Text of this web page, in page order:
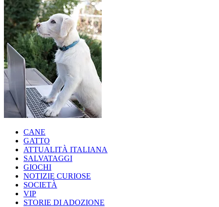
CANE
GATTO
ATTUALITÀ ITALIANA
SALVATAGGI
GIOCHI
NOTIZIE CURIOSE
SOCIETÀ
VIP
STORIE DI ADOZIONE